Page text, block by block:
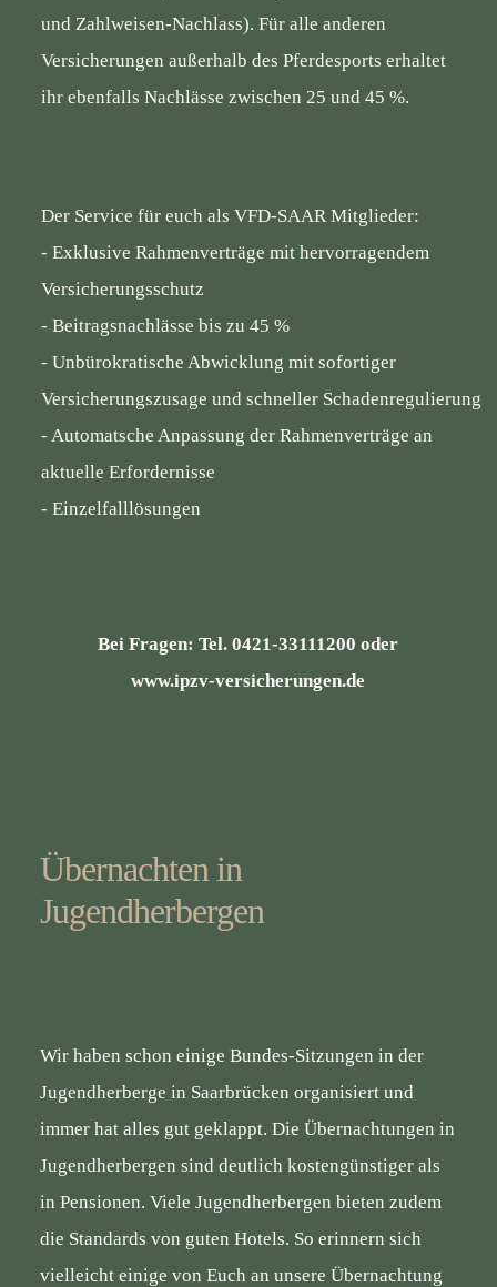
und Zahlweisen-Nachlass). Für alle anderen
Versicherungen außerhalb des Pferdesports erhaltet
ihr ebenfalls Nachlässe zwischen 25 und 45 %.
Der Service für euch als VFD-SAAR Mitglieder:
- Exklusive Rahmenverträge mit hervorragendem
Versicherungsschutz
- Beitragsnachlässe bis zu 45 %
- Unbürokratische Abwicklung mit sofortiger
Versicherungszusage und schneller Schadenregulierung
- Automatsche Anpassung der Rahmenverträge an
aktuelle Erfordernisse
- Einzelfalllösungen
Bei Fragen: Tel. 0421-33111200 oder
www.ipzv-versicherungen.de
Übernachten in
Jugendherbergen
Wir haben schon einige Bundes-Sitzungen in der
Jugendherberge in Saarbrücken organisiert und
immer hat alles gut geklappt. Die Übernachtungen in
Jugendherbergen sind deutlich kostengünstiger als
in Pensionen. Viele Jugendherbergen bieten zudem
die Standards von guten Hotels. So erinnern sich
vielleicht einige von Euch an unsere Übernachtung